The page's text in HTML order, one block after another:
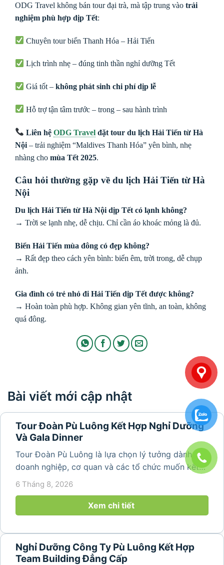
ODG Travel không bán tour đại trà, mà tập trung vào trải
nghiệm phù hợp dịp Tết:
Chuyên tour biển Thanh Hóa – Hải Tiến
Lịch trình nhẹ – đúng tinh thần nghỉ dưỡng Tết
Giá tốt –không phát sinh chi phí dịp lễ
Hỗ trợ tận tâm trước – trong – sau hành trình
Liên hệODG Travel đặt tour du lịch Hải Tiến từ Hà
Nội – trải nghiệm “Maldives Thanh Hóa” yên bình, nhẹ
nhàng cho mùa Tết 2025.
Câu hỏi thường gặp về du lịch Hải Tiến từ Hà
Nội
Du lịch Hải Tiến từ Hà Nội dịp Tết có lạnh không?
→ Trời se lạnh nhẹ, dễ chịu. Chỉ cần áo khoác mỏng là đủ.
Biển Hải Tiến mùa đông có đẹp không?
→ Rất đẹp theo cách yên bình: biển êm, trời trong, dễ chụp
ảnh.
Gia đình có trẻ nhỏ đi Hải Tiến dịp Tết được không?
→ Hoàn toàn phù hợp. Không gian yên tĩnh, an toàn, không
quá đông.
Bài viết mới cập nhật
Tour Đoàn Pù Luông Kết Hợp Nghỉ Dưỡng
Và Gala Dinner
Tour Đoàn Pù Luông là lựa chọn lý tưởng dành cho
doanh nghiệp, cơ quan và các tổ chức muốn kết
hợp nghỉ dưỡng, tham quan và tổ chức các hoạt
động gắn kết tập thể. Với cảnh quan thiên nhiên
nguyên sơ, không khí...
6 Tháng 8, 2026
Xem chi tiết
Nghỉ Dưỡng Công Ty Pù Luông Kết Hợp
Team Building Đẳng Cấp